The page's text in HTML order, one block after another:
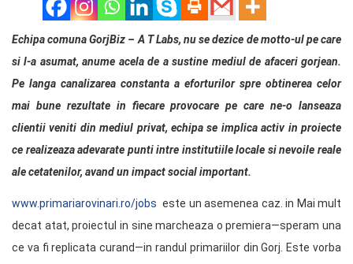
Echipa comuna GorjBiz – A T Labs, nu se dezice de motto-ul pe care
si l-a asumat, anume acela de a sustine mediul de afaceri gorjean.
Pe langa canalizarea constanta a eforturilor spre obtinerea celor
mai bune rezultate in fiecare provocare pe care ne-o lanseaza
clientii veniti din mediul privat, echipa se implica activ in proiecte
ce realizeaza adevarate punti intre institutiile locale si nevoile reale
ale cetatenilor, avand un impact social important.
www.primariarovinari.ro/jobs este un asemenea caz. in Mai mult
decat atat, proiectul in sine marcheaza o premiera—speram una
ce va fi replicata curand—in randul primariilor din Gorj. Este vorba